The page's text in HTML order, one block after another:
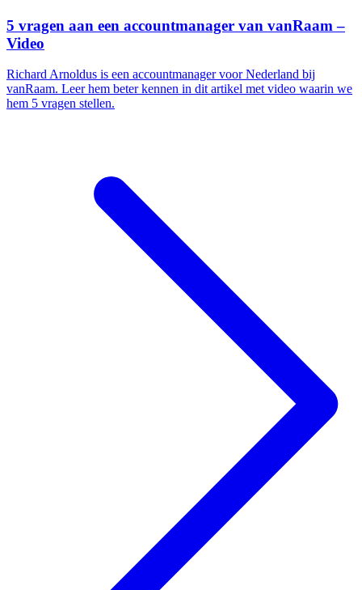
5 vragen aan een accountmanager van vanRaam –
Video
Richard Arnoldus is een accountmanager voor Nederland bij
vanRaam. Leer hem beter kennen in dit artikel met video waarin we
hem 5 vragen stellen.